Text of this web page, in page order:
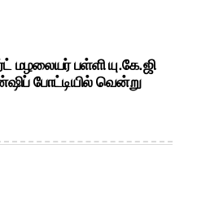
மழலையர் பள்ளி யு.கே.ஜி
போட்டியில் வென்று